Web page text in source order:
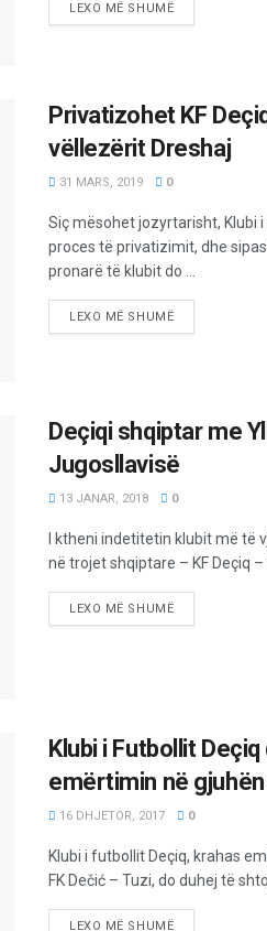
LEXO MË SHUMË
Privatizohet KF
vëllezërit Dreshaj
31 MARS, 2019 0
Siç mësohet jozyrtarisht, Klubi
proces të privatizimit, dhe
pronarë të klubit do ...
LEXO MË SHUMË
Deçiqi shqiptar me
Jugosllavisë
13 JANAR, 2018 0
I ktheni indetitetin klubit më
në trojet shqiptare – KF Deçiq –
LEXO MË SHUMË
Klubi i Futbollit
emërtimin në
16 DHJETOR, 2017 0
Klubi i futbollit Deçiq, krahas
FK Dečić – Tuzi, do duhej të
LEXO MË SHUMË